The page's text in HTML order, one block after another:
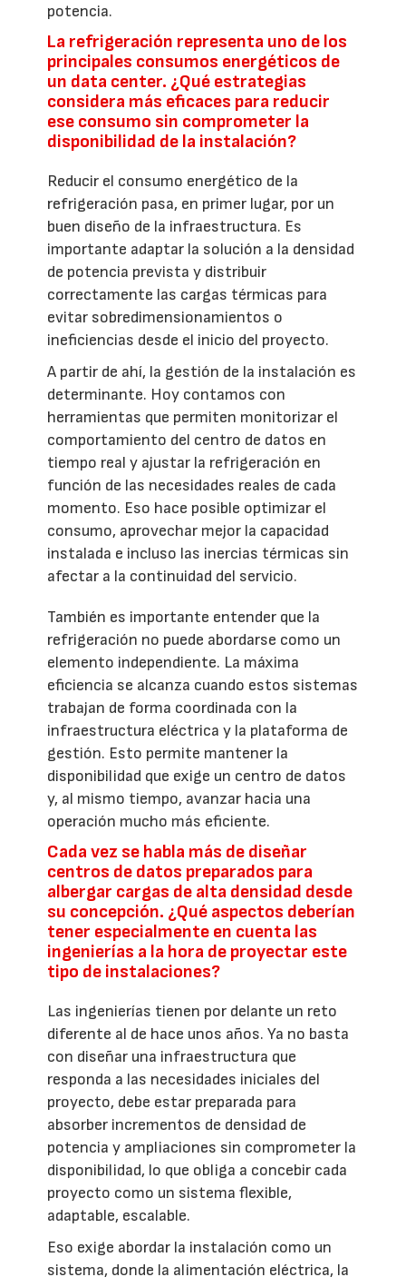
potencia.
La refrigeración representa uno de los
principales consumos energéticos de
un data center. ¿Qué estrategias
considera más eficaces para reducir
ese consumo sin comprometer la
disponibilidad de la instalación?
Reducir el consumo energético de la
refrigeración pasa, en primer lugar, por un
buen diseño de la infraestructura. Es
importante adaptar la solución a la densidad
de potencia prevista y distribuir
correctamente las cargas térmicas para
evitar sobredimensionamientos o
ineficiencias desde el inicio del proyecto.
A partir de ahí, la gestión de la instalación es
determinante. Hoy contamos con
herramientas que permiten monitorizar el
comportamiento del centro de datos en
tiempo real y ajustar la refrigeración en
función de las necesidades reales de cada
momento. Eso hace posible optimizar el
consumo, aprovechar mejor la capacidad
instalada e incluso las inercias térmicas sin
afectar a la continuidad del servicio.
También es importante entender que la
refrigeración no puede abordarse como un
elemento independiente. La máxima
eficiencia se alcanza cuando estos sistemas
trabajan de forma coordinada con la
infraestructura eléctrica y la plataforma de
gestión. Esto permite mantener la
disponibilidad que exige un centro de datos
y, al mismo tiempo, avanzar hacia una
operación mucho más eficiente.
Cada vez se habla más de diseñar
centros de datos preparados para
albergar cargas de alta densidad desde
su concepción. ¿Qué aspectos deberían
tener especialmente en cuenta las
ingenierías a la hora de proyectar este
tipo de instalaciones?
Las ingenierías tienen por delante un reto
diferente al de hace unos años. Ya no basta
con diseñar una infraestructura que
responda a las necesidades iniciales del
proyecto, debe estar preparada para
absorber incrementos de densidad de
potencia y ampliaciones sin comprometer la
disponibilidad, lo que obliga a concebir cada
proyecto como un sistema flexible,
adaptable, escalable.
Eso exige abordar la instalación como un
sistema, donde la alimentación eléctrica, la